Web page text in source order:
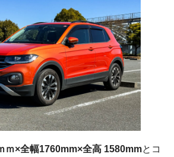
ｍ×全幅1760mm×全高 1580mmとコ